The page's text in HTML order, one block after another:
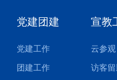
党建团建
党建工作
团建工作
宣教
云参观
访客